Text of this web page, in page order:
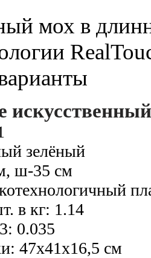
мох в
искусственный
зелёный
ш-35 см
в кг: 1.14
0.035
47х41х16,5 см